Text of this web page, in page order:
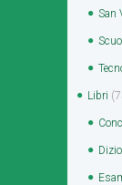
San
Libri